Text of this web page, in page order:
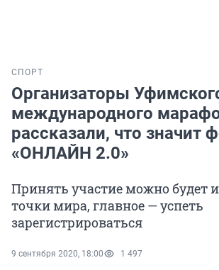
СПОРТ
Организаторы
международного
рассказали, что значит
«ОНЛАЙН 2.0»
Принять участие можно будет
точки мира, главное — успеть
зарегистрироваться
9 сентября 2020, 18:00 1 497